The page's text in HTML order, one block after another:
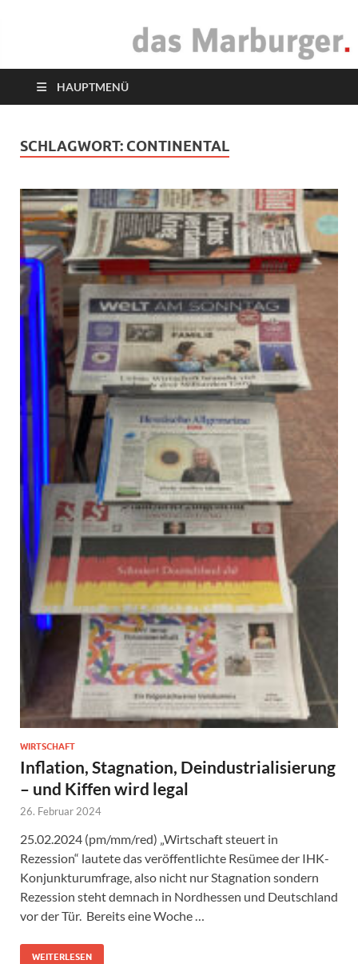
das Marburger.
HAUPTMENÜ
SCHLAGWORT: CONTINENTAL
WIRTSCHAFT
Inflation, Stagnation, Deindustrialisierung
– und Kiffen wird legal
26. Februar 2024
25.02.2024 (pm/mm/red) „Wirtschaft steuert in
Rezession“ lautete das veröffentlichte Resümee der IHK-
Konjunkturumfrage, also nicht nur Stagnation sondern
Rezession steht demnach in Nordhessen und Deutschland
vor der Tür. Bereits eine Woche …
WEITERLESEN